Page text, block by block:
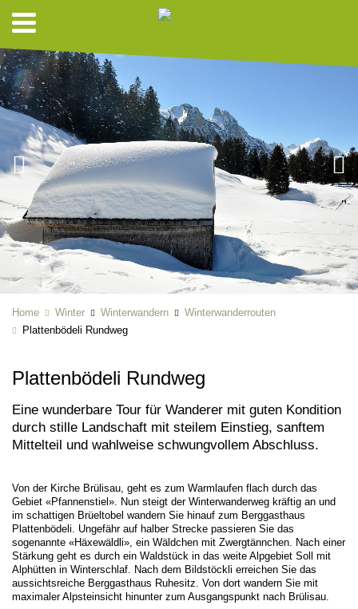
Home Winter Winterwandern
Winterwanderrouten
Plattenbödeli Rundweg
Plattenbödeli Rundweg
Eine wunderbare Tour für Wanderer mit guten Kondition
durch stille Landschaft mit steilem Einstieg, sanftem
Mittelteil und wahlweise schwungvollem Abschluss.
Von der Kirche Brülisau, geht es zum Warmlaufen flach durch das
Gebiet «Pfannenstiel». Nun steigt der Winterwanderweg kräftig an und
im schattigen Brüeltobel wandern Sie hinauf zum Berggasthaus
Plattenbödeli. Ungefähr auf halber Strecke passieren Sie das
sogenannte «Häxewäldli», ein Wäldchen mit Zwergtännchen. Nach einer
Stärkung geht es durch ein Waldstück in das weite Alpgebiet Soll mit
Alphütten in Winterschlaf. Nach dem Bildstöckli erreichen Sie das
aussichtsreiche Berggasthaus Ruhesitz. Von dort wandern Sie mit
maximaler Alpsteinsicht hinunter zum Ausgangspunkt nach Brülisau.